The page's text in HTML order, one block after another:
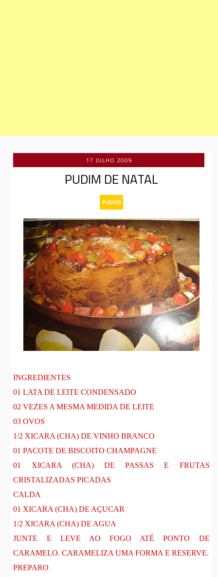
17 JULHO 2009
PUDIM DE NATAL
PUDINS
INGREDIENTES
01 LATA DE LEITE CONDENSADO
02 VEZES A MESMA MEDIDA DE LEITE
03 OVOS
1/2 XICARA (CHA) DE VINHO BRANCO
01 PACOTE DE BISCOITO CHAMPAGNE
01 XICARA (CHA) DE PASSAS E FRUTAS
CRISTALIZADAS PICADAS
CALDA
01 XICARA (CHA) DE AÇUCAR
1/2 XICARA (CHA) DE AGUA
JUNTE E LEVE AO FOGO ATÉ PONTO DE
CARAMELO. CARAMELIZA UMA FORMA E RESERVE.
PREPARO